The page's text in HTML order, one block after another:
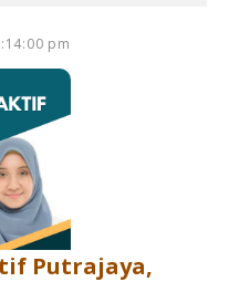
pm
Putrajaya,